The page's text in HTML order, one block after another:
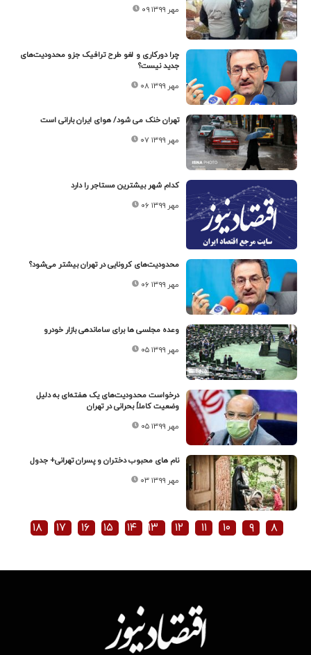
۰۹ مهر ۱۳۹۹
چرا دورکاری و لغو طرح ترافیک جزو محدودیت‌های
جدید نیست؟
۰۸ مهر ۱۳۹۹
تهران خنک می شود/ هوای ایران بارانی است
۰۷ مهر ۱۳۹۹
کدام شهر بیشترین مستاجر را دارد
۰۶ مهر ۱۳۹۹
محدودیت‌های کرونایی در تهران بیشتر می‌شود؟
۰۶ مهر ۱۳۹۹
وعده مجلسی ها برای ساماندهی بازار خودرو
۰۵ مهر ۱۳۹۹
درخواست محدودیت‌های یک هفته‌ای به دلیل
وضعیت کاملاً بحرانی در تهران
۰۵ مهر ۱۳۹۹
نام های محبوب دختران و پسران تهرانی+ جدول
۰۳ مهر ۱۳۹۹
۸ ۹ ۱۰ ۱۱ ۱۲ ۱۳ ۱۴ ۱۵ ۱۶ ۱۷ ۱۸